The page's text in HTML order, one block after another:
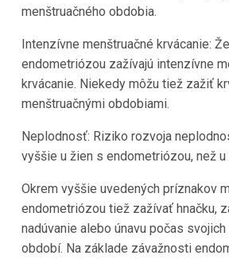
menštruačného obdobia.
Intenzívne menštruačné krvácanie:
endometriózou zažívajú intenzívne
krvácanie. Niekedy môžu tiež zažiť
menštruačnými obdobiami.
Neplodnosť: Riziko rozvoja
vyššie u žien s endometriózou, než u
Okrem vyššie uvedených príznakov
endometriózou tiež zažívať hnačku,
nadúvanie alebo únavu počas
období. Na základe závažnosti